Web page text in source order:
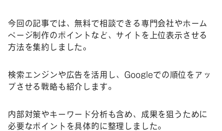
今回の記事では、無料で相談できる専門会社やホーム
ページ制作のポイントなど、サイトを上位表示させる
方法を集約しました。
検索エンジンや広告を活用し、Googleでの順位をアッ
プさせる戦略も紹介します。
内部対策やキーワード分析も含め、成果を狙うために
必要なポイントを具体的に整理しました。